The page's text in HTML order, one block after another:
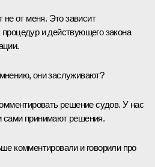
не от меня. Это зависит
и действующего закона
они заслуживают?
решение судов. У нас
сами принимают решения.
комментировали и говорили про